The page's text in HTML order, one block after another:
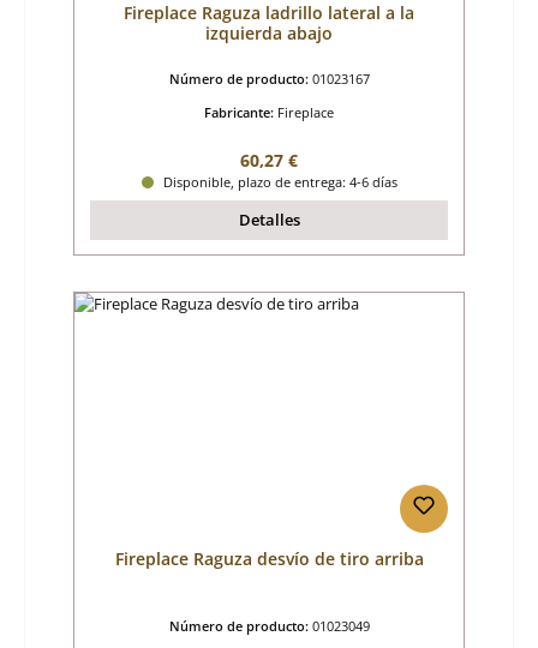
Fireplace Raguza ladrillo lateral a la
izquierda abajo
Número de producto: 01023167
Fabricante: Fireplace
Precio normal:
60,27 €
Disponible, plazo de entrega: 4-6 días
Detalles
Fireplace Raguza desvío de tiro arriba
Número de producto: 01023049